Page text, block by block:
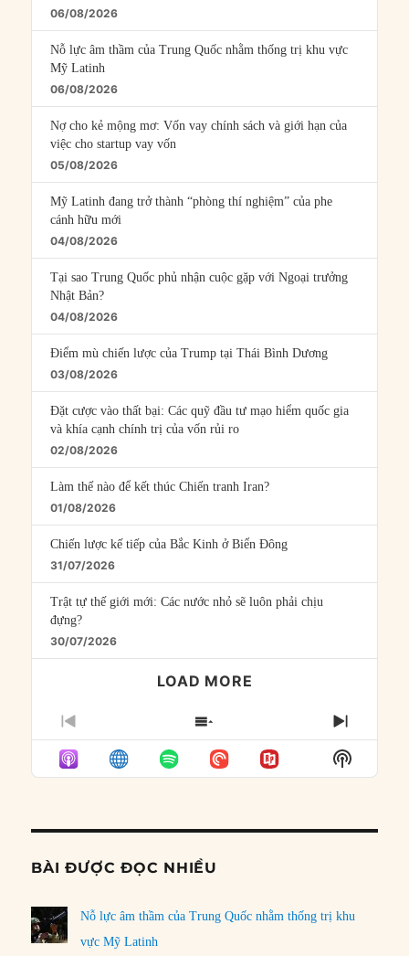
06/08/2026
Nỗ lực âm thầm của Trung Quốc nhằm thống trị khu vực
Mỹ Latinh
06/08/2026
Nợ cho kẻ mộng mơ: Vốn vay chính sách và giới hạn của
việc cho startup vay vốn
05/08/2026
Mỹ Latinh đang trở thành “phòng thí nghiệm” của phe
cánh hữu mới
04/08/2026
Tại sao Trung Quốc phủ nhận cuộc gặp với Ngoại trưởng
Nhật Bản?
04/08/2026
Điểm mù chiến lược của Trump tại Thái Bình Dương
03/08/2026
Đặt cược vào thất bại: Các quỹ đầu tư mạo hiểm quốc gia
và khía cạnh chính trị của vốn rủi ro
02/08/2026
Làm thế nào để kết thúc Chiến tranh Iran?
01/08/2026
Chiến lược kế tiếp của Bắc Kinh ở Biển Đông
31/07/2026
Trật tự thế giới mới: Các nước nhỏ sẽ luôn phải chịu
đựng?
30/07/2026
LOAD MORE
PREVIOUS
EPISODE
SHOW
EPISODES
LIST
NEXT
Show
Podcast
BÀI ĐƯỢC ĐỌC NHIỀU
Nỗ lực âm thầm của Trung Quốc nhằm thống trị khu
vực Mỹ Latinh